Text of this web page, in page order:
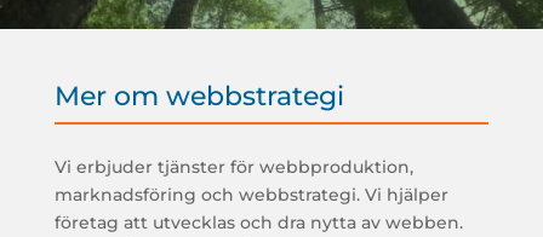
Mer om webbstrategi
Vi erbjuder tjänster för webbproduktion,
marknadsföring och webbstrategi. Vi hjälper
företag att utvecklas och dra nytta av webben.